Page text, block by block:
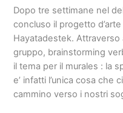
Dopo tre settimane nel
concluso il progetto
Hayatadestek. Attraverso
gruppo, brainstorming
il tema per il murales : la
e’ infatti l’unica cosa che
cammino verso i nostri